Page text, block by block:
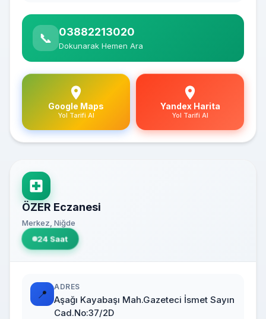
📞 03882213020
Dokunarak Hemen Ara
Google Maps
Yol Tarifi Al
Yandex Harita
Yol Tarifi Al
ÖZER Eczanesi
Merkez, Niğde
24 Saat
📍
ADRES
Aşağı Kayabaşı Mah.Gazeteci İsmet Sayın
Cad.No:37/2D